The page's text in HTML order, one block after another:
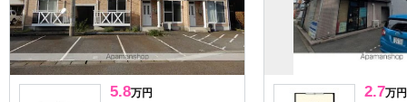
5.8万円 2.7万円